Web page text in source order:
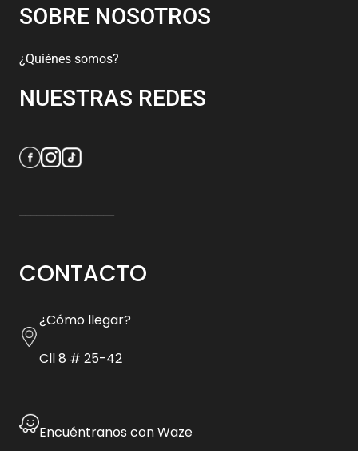
SOBRE NOSOTROS
¿Quiénes somos?
NUESTRAS REDES
CONTACTO
¿Cómo llegar?
Cll 8 # 25-42
Encuéntranos con Waze